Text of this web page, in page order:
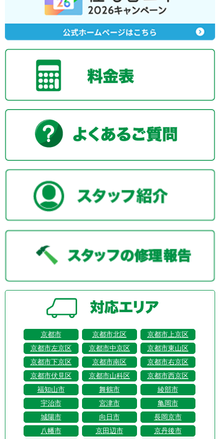
京都市 京都市北区
京都市上京区
京都市左京区
京都市中京区
京都市東山区
京都市下京区
京都市南区
京都市右京区
京都市伏見区
京都市山科区
京都市西京区
福知山市
舞鶴市
綾部市
宇治市
宮津市
亀岡市
城陽市
向日市
長岡京市
八幡市
京田辺市
京丹後市